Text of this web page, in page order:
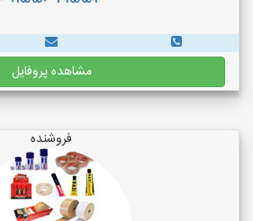
مشاهده پروفایل
فروشنده